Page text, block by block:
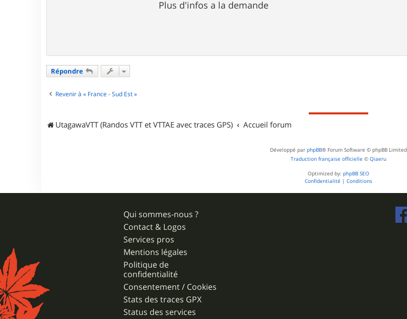
c
l
u
e
m
e
Plus d'infos a la demande
Répondre
Revenir à « France - Sud Est »
UtagawaVTT (Randos VTT et VTTAE avec traces GPS) Accueil forum
Développé par phpBB® Forum Software © phpBB Limited
Traduction française officielle © Qiaeru
Optimized by: phpBB SEO
Confidentialité | Conditions
Qui sommes-nous ?
Contact & Logos
Services pros
Mentions légales
Politique de
confidentialité
Consentement / Cookies
Stats des traces GPX
Status des services